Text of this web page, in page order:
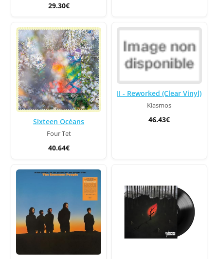
29.30€
Sixteen Océans
Four Tet
40.64€
II - Reworked (Clear Vinyl)
Kiasmos
46.43€